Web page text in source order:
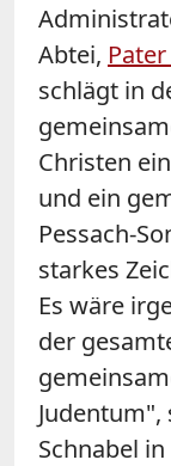
Abtei,
schlägt in
Christen
und ein
Pessach-
starkes
Es wäre
der
Judentum",
Schnabel